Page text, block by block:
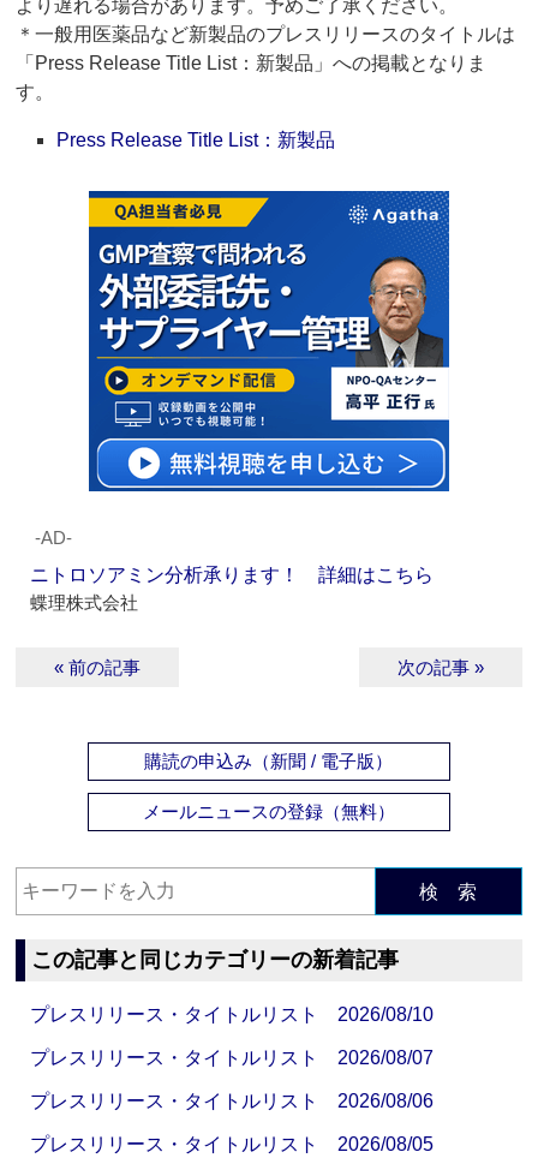
より遅れる場合があります。予めご了承ください。
＊一般用医薬品など新製品のプレスリリースのタイトルは
「Press Release Title List：新製品」への掲載となりま
す。
Press Release Title List：新製品
‐AD‐
ニトロソアミン分析承ります！ 詳細はこちら
蝶理株式会社
« 前の記事 次の記事 »
購読の申込み（新聞 / 電子版）
メールニュースの登録（無料）
検 索
この記事と同じカテゴリーの新着記事
プレスリリース・タイトルリスト 2026/08/10
プレスリリース・タイトルリスト 2026/08/07
プレスリリース・タイトルリスト 2026/08/06
プレスリリース・タイトルリスト 2026/08/05